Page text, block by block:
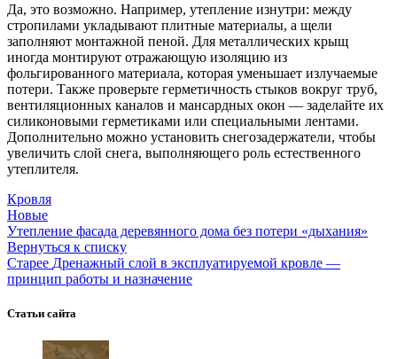
Да, это возможно. Например, утепление изнутри: между
стропилами укладывают плитные материалы, а щели
заполняют монтажной пеной. Для металлических крыщ
иногда монтируют отражающую изоляцию из
фольгированного материала, которая уменьшает излучаемые
потери. Также проверьте герметичность стыков вокруг труб,
вентиляционных каналов и мансардных окон — заделайте их
силиконовыми герметиками или специальными лентами.
Дополнительно можно установить снегозадержатели, чтобы
увеличить слой снега, выполняющего роль естественного
утеплителя.
Кровля
Новые
Утепление фасада деревянного дома без потери «дыхания»
Вернуться к списку
Старее Дренажный слой в эксплуатируемой кровле —
принцип работы и назначение
Статьи сайта